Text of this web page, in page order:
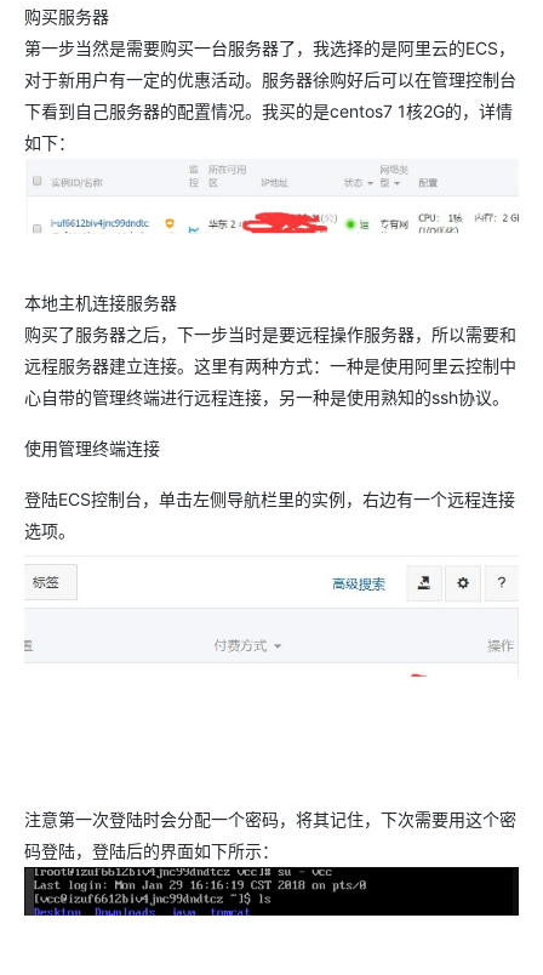
购买服务器
第一步当然是需要购买一台服务器了，我选择的是阿里云的ECS，
对于新用户有一定的优惠活动。服务器徐购好后可以在管理控制台
下看到自己服务器的配置情况。我买的是centos7 1核2G的，详情
如下：
本地主机连接服务器
购买了服务器之后，下一步当时是要远程操作服务器，所以需要和
远程服务器建立连接。这里有两种方式：一种是使用阿里云控制中
心自带的管理终端进行远程连接，另一种是使用熟知的ssh协议。
使用管理终端连接
登陆ECS控制台，单击左侧导航栏里的实例，右边有一个远程连接
选项。
注意第一次登陆时会分配一个密码，将其记住，下次需要用这个密
码登陆，登陆后的界面如下所示：